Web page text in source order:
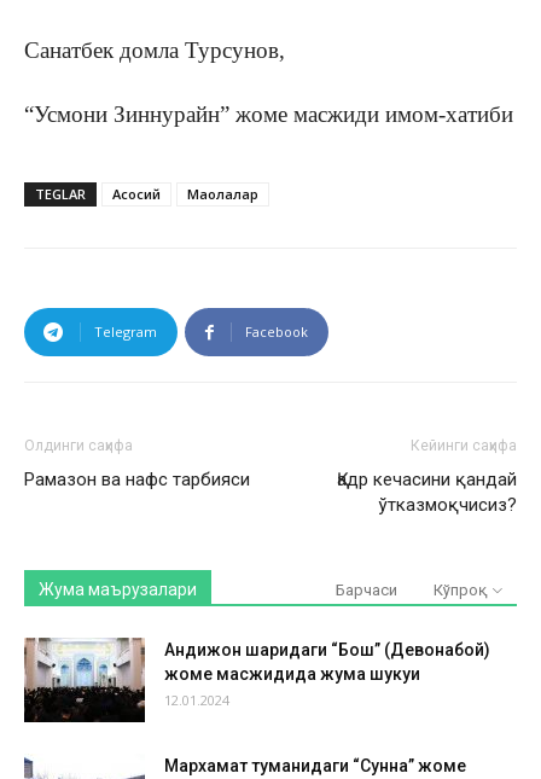
Санатбек домла Турсунов,
“Усмони Зиннурайн” жоме масжиди имом-хатиби
TEGLAR Асосий Мақолалар
Telegram Facebook
Олдинги саҳифа
Рамазон ва нафс тарбияси
Кейинги саҳифа
Қадр кечасини қандай
ўтказмоқчисиз?
Жума маърузалари Барчаси Кўпроқ
Андижон шаҳридаги “Бош” (Девонабой)
жоме масжидида жума шукуҳи
12.01.2024
Мархамат туманидаги “Сунна” жоме